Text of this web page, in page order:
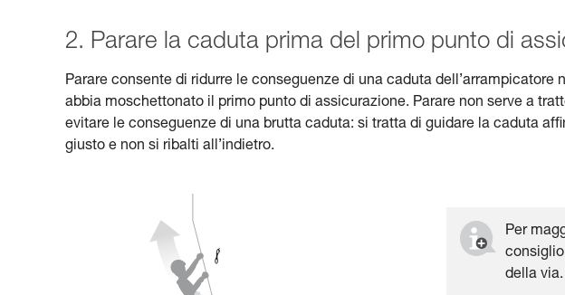
2. Parare la caduta prima del primo punto di
Parare consente di ridurre le conseguenze di una caduta dell’arrampicatore
abbia moschettonato il primo punto di assicurazione. Parare non serve a
evitare le conseguenze di una brutta caduta: si tratta di guidare la caduta
giusto e non si ribalti all’indietro.
Per
della via.